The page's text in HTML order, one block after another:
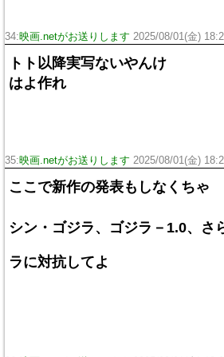
34:映画.netがお送りします 2025/08/01(金)
トト以降実写ないやんけ
はよ作れ
35:映画.netがお送りします 2025/08/01(金)
ここで新作の発表もしなくちゃ
シン・ゴジラ、ゴジラ－1.0、さ
ラに対抗してよ